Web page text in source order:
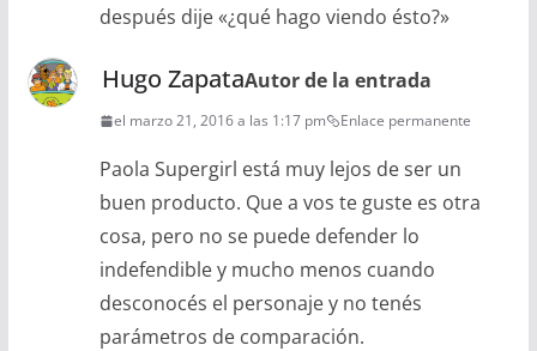
después dije «¿qué hago viendo ésto?»
Hugo ZapataAutor de la entrada
el marzo 21, 2016 a las 1:17 pm Enlace permanente
Paola Supergirl está muy lejos de ser un
buen producto. Que a vos te guste es otra
cosa, pero no se puede defender lo
indefendible y mucho menos cuando
desconocés el personaje y no tenés
parámetros de comparación.